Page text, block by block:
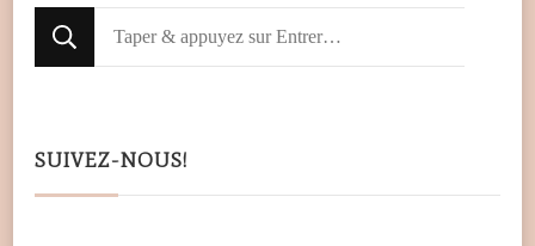
Looking
for
SUIVEZ-NOUS!